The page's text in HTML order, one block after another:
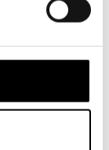
levitetään
I det
kosketti